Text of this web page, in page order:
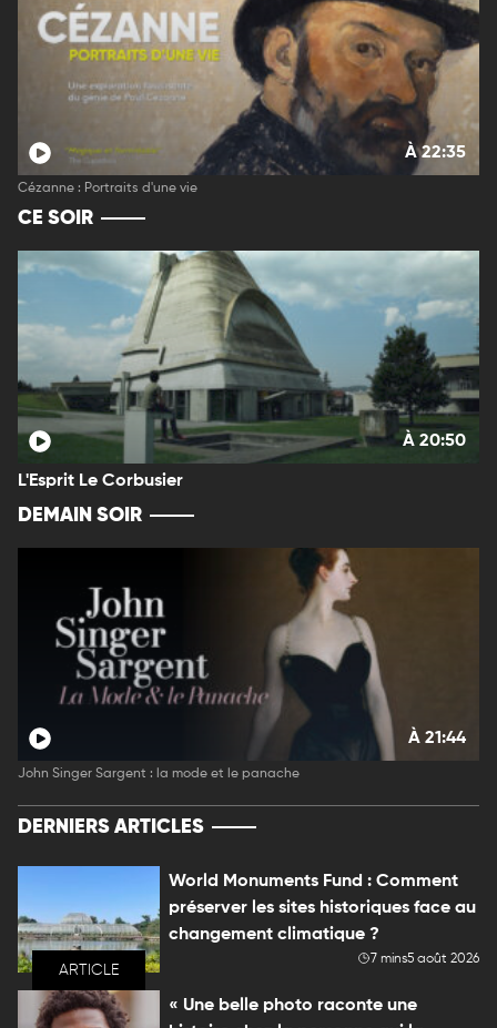
À 22:35
Cézanne : Portraits d'une vie
CE SOIR
À 20:50
L'Esprit Le Corbusier
DEMAIN SOIR
À 21:44
John Singer Sargent : la mode et le panache
DERNIERS ARTICLES
ARTICLE
World Monuments Fund : Comment
préserver les sites historiques face au
changement climatique ?
7 mins5 août 2026
« Une belle photo raconte une